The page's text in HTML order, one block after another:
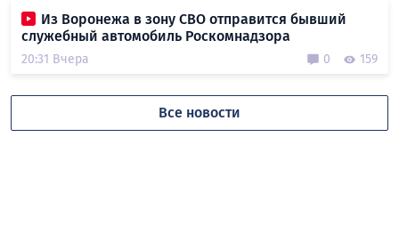
Из Воронежа в зону СВО отправится бывший
служебный автомобиль Роскомнадзора
20:31 Вчера 0 159
Все новости